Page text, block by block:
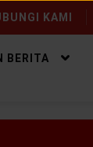
KAMI
BERITA